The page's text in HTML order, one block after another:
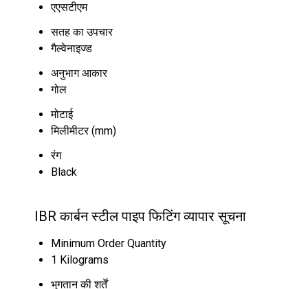
एएसटीएम
सतह का उपचार
गैल्वेनाइज्ड
अनुभाग आकार
गोल
मोटाई
मिलीमीटर (mm)
रंग
Black
IBR कार्बन स्टील पाइप फिटिंग व्यापार सूचना
Minimum Order Quantity
1 Kilograms
भुगतान की शर्तें